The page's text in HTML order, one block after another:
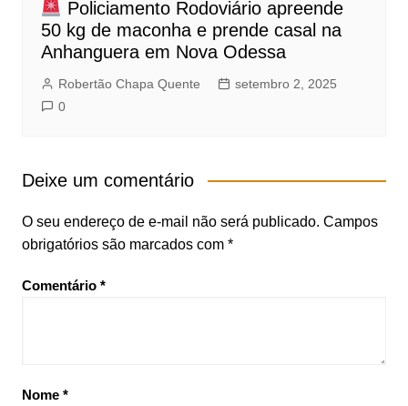
Policiamento Rodoviário apreende
50 kg de maconha e prende casal na
Anhanguera em Nova Odessa
Robertão Chapa Quente
setembro 2, 2025
0
Deixe um comentário
O seu endereço de e-mail não será publicado. Campos
obrigatórios são marcados com *
Comentário *
Nome *